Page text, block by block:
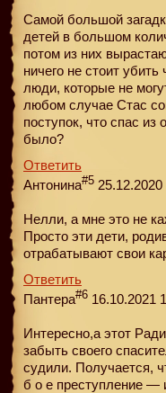
Самой большой
детей в большом
потом из них
ничего не стоит
люди, которые не
любом случае Стас
поступок, что спас из
было?
Ответить
Антонина#5 25.12.2020
Нелли, а мне это не
Просто эти дети,
отрабатывают свои
Ответить
Пантера#6 16.10.2021
Интересно,а этот
забыть своего
судили. Получается,
б о е преступление —